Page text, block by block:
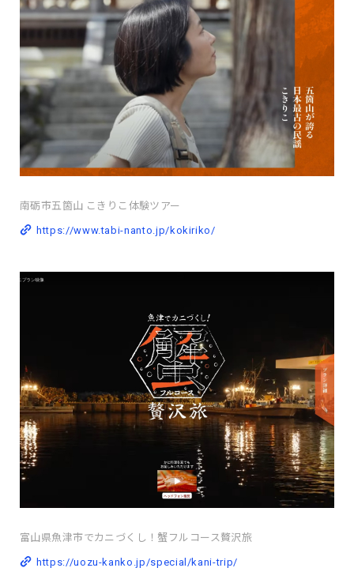
南砺市五箇山 こきりこ体験ツアー
https://www.tabi-nanto.jp/kokiriko/
富山県魚津市でカニづくし！蟹フルコース贅沢旅
https://uozu-kanko.jp/special/kani-trip/